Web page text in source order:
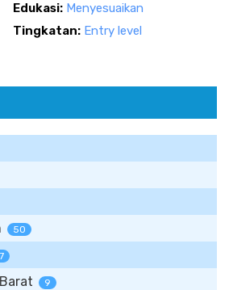
Edukasi: Menyesuaikan
Tingkatan: Entry level
50
9